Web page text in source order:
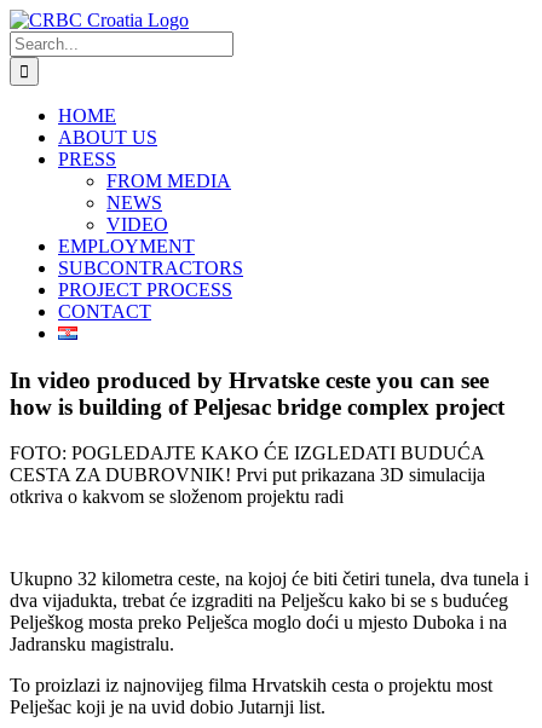
Skip
to
content
Search
for:
HOME
ABOUT US
PRESS
FROM MEDIA
NEWS
VIDEO
EMPLOYMENT
SUBCONTRACTORS
PROJECT PROCESS
CONTACT
In video produced by Hrvatske ceste you can see
how is building of Peljesac bridge complex project
FOTO: POGLEDAJTE KAKO ĆE IZGLEDATI BUDUĆA
CESTA ZA DUBROVNIK! Prvi put prikazana 3D simulacija
otkriva o kakvom se složenom projektu radi
Ukupno 32 kilometra ceste, na kojoj će biti četiri tunela, dva tunela i
dva vijadukta, trebat će izgraditi na Pelješcu kako bi se s budućeg
Pelješkog mosta preko Pelješca moglo doći u mjesto Duboka i na
Jadransku magistralu.
To proizlazi iz najnovijeg filma Hrvatskih cesta o projektu most
Pelješac koji je na uvid dobio Jutarnji list.